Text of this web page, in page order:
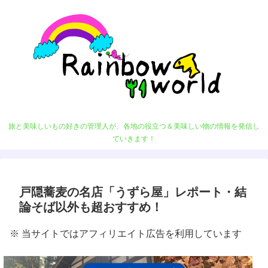
旅と美味しいもの好きの管理人が、各地の役立つ＆美味しい物の情報を発信し
ていきます！
戸隠蕎麦の名店「うずら屋」レポート・結
論そば以外も超おすすめ！
※ 当サイトではアフィリエイト広告を利用しています